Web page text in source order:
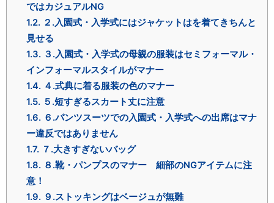
ではカジュアルNG
1.2. ２.入園式・入学式にはジャケットはを着てきちんと
見せる
1.3. ３.入園式・入学式の母親の服装はセミフォーマル・
インフォーマルスタイルがマナー
1.4. ４.式典に着る服装の色のマナー
1.5. ５.短すぎるスカート丈に注意
1.6. ６.パンツスーツでの入園式・入学式への出席はマナ
ー違反ではありません
1.7. ７.大きすぎないバッグ
1.8. ８.靴・パンプスのマナー 細部のNGアイテムに注
意！
1.9. ９.ストッキングはベージュが無難